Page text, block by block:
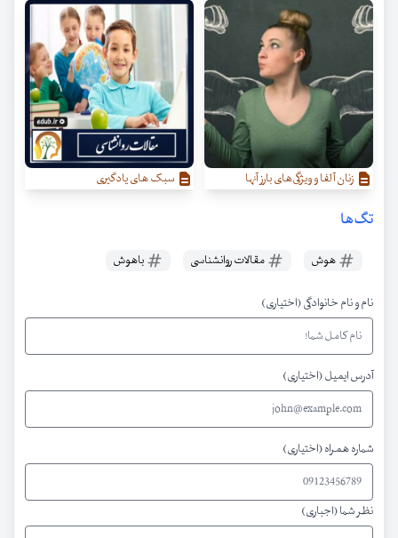
زنان آلفا و ویژگی‌‌های بارز آنها سبک های یادگیری
تگ‌ها
هوش مقالات روانشناسی باهوش
نام و نام خانوادگی (اختیاری)
آدرس ایمیل (اختیاری)
شماره همراه (اختیاری)
نظر شما (اجباری)